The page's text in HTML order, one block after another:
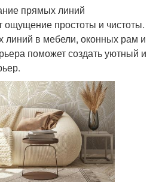
прямых линий
простоты и чистоты.
линий в мебели, оконных рам и
поможет создать уютный и